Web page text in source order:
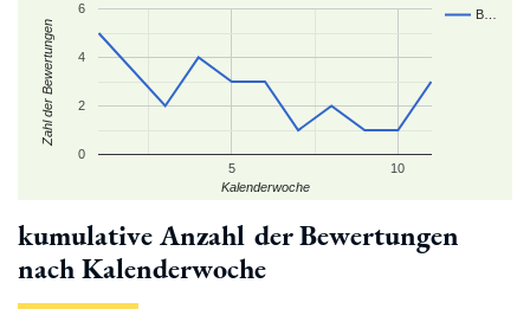
B…
5 10
0
2
4
6
Kalenderwoche
Zahl der Bewertungen
kumulative Anzahl der Bewertungen
nach Kalenderwoche